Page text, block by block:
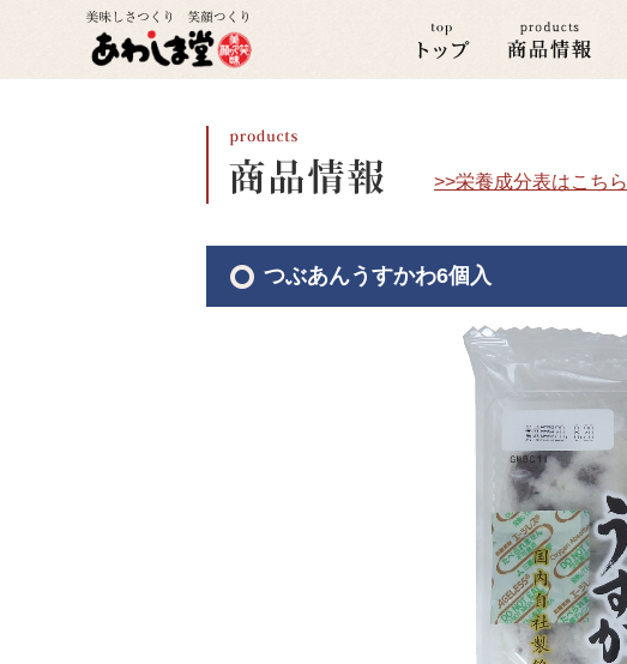
>>栄養成分表はこちら
つぶあんうすかわ6個入